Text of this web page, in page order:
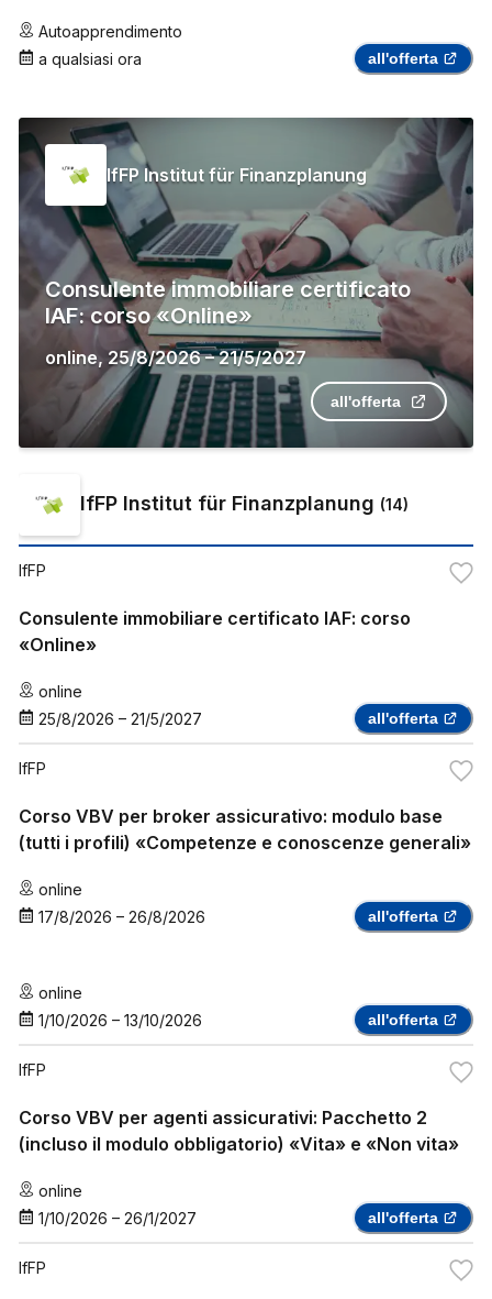
Autoapprendimento
a qualsiasi ora
all'offerta
IfFP Institut für Finanzplanung
Consulente immobiliare certificato
IAF: corso «Online»
online,25/8/2026–21/5/2027
all'offerta
IfFP Institut für Finanzplanung (14)
IfFP
Consulente immobiliare certificato IAF: corso
«Online»
online
25/8/2026 – 21/5/2027 all'offerta
IfFP
Corso VBV per broker assicurativo: modulo base
(tutti i profili) «Competenze e conoscenze generali»
online
17/8/2026 – 26/8/2026 all'offerta
online
1/10/2026 – 13/10/2026 all'offerta
IfFP
Corso VBV per agenti assicurativi: Pacchetto 2
(incluso il modulo obbligatorio) «Vita» e «Non vita»
online
1/10/2026 – 26/1/2027 all'offerta
IfFP